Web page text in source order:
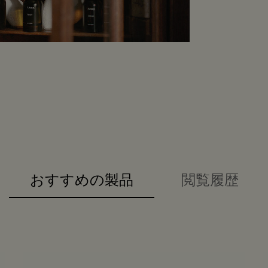
おすすめの製品 閲覧履歴